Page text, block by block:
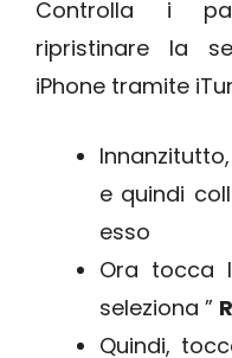
Controlla i
ripristinare la
iPhone tramite
e quindi
esso
Ora tocca
seleziona ”
Quindi,